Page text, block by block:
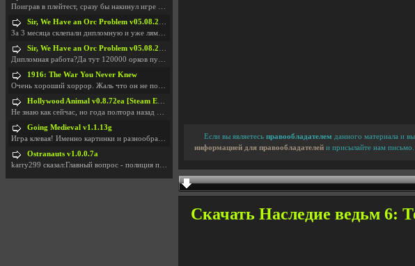
Если вы являетесь правообладателем данного материала и
информацией для правообладателей и присылайте нам
Скачать Наследие ведьм 6:
Поиграв в плейтест, сразу бы накинул игре наивысши
Sir, We Have an Orc Problem v05.08.2026
За 3 месяца склепали дипломную и уже лям двести ба
Sir, We Have an Orc Problem v05.08.2026
Дипломная работа?Да тут 120000 орков путь выбирают
1916: The War You Never Knew
Очень хороший хоррор. Жаль что он не получил должн
Hollywood Animal v0.8.72ea [Steam Early Access]
Не знаю как сейчас, но года полтора назад игра был
Going Medieval v1.1.13g
Игра клевая! Именно картинки и разнообразия в стро
Ostranauts v1.0.0.7a
karry299 сказал:Главный вопрос - полиция по-прежне